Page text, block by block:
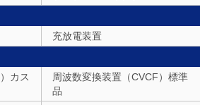
充放電装置
カス
周波数変換装置（CVCF）標準
品